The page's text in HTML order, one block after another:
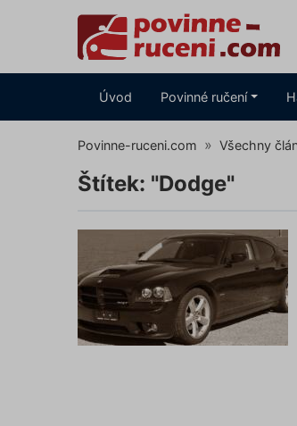
Úvod Povinné ručení
Povinne-ruceni.com Všechny
Štítek: "Dodge"